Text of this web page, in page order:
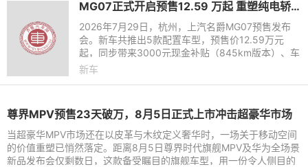
MG07正式开启预售12.59 万起 重塑纯电轿跑市场新标杆
2026年7月29日，杭州，上汽名爵MG07预售发布
会。新车共推出5款配置车型，预售价12.59万元
起，同步带来3000元现金补贴（845km版本）、车
漆配色免费选、高阶辅助驾驶免费送等诸多小订权
新车
尊界MPV预售23天破万，8月5日正式上市冲击超豪华市场
当超豪华MPV市场还在以皮革与木纹定义奢华时，一场关于移动空间
的价值重塑已悄然落定。距离8月5日尊界时代旗舰MPV及华为全场景
新品发布会仅剩数日，这款备受瞩目的旗舰车型，用一份令人侧目的